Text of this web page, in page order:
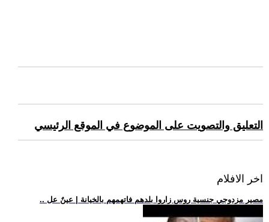
التعليق والتصويت على الموضوع في الموقع الرئيسي
اخر الافلام
.. مصير مزدوجي جنسية روس زاروا بلدهم فاتهمهم بالخيانة | عينٌ عل